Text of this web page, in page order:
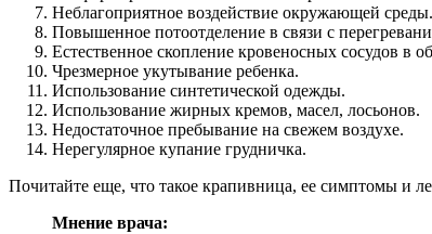
Неблагоприятное воздействие окружающей среды.
Повышенное потоотделение в связи с
Естественное скопление кровеносных сосудов в
Чрезмерное укутывание ребенка.
Использование синтетической одежды.
Использование жирных кремов, масел, лосьонов.
Недостаточное пребывание на свежем воздухе.
Нерегулярное купание грудничка.
Почитайте еще, что такое крапивница, ее симптомы и
Мнение врача: